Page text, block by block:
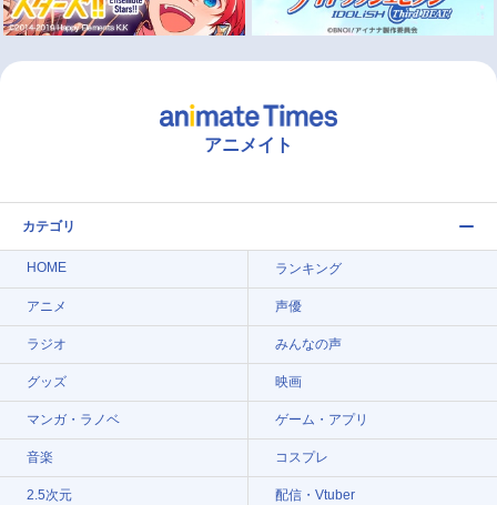
アニメイト
カテゴリ
HOME ランキング
アニメ 声優
ラジオ みんなの声
グッズ 映画
マンガ・ラノベ ゲーム・アプリ
音楽 コスプレ
2.5次元 配信・Vtuber